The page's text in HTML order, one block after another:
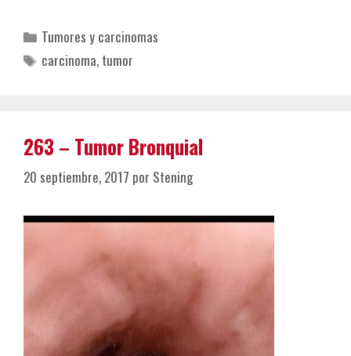
Categorías
Tumores y carcinomas
Etiquetas
carcinoma, tumor
263 – Tumor Bronquial
20 septiembre, 2017 por Stening